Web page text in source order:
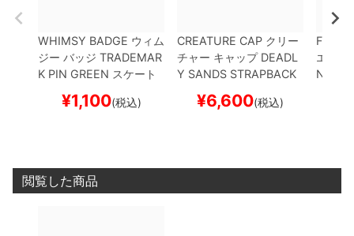
WHIMSY BADGE ウィム
ジー バッジ TRADEMAR
K PIN GREEN スケート
¥1,100(税込)
CREATURE CAP クリー
チャー キャップDEADL
Y SANDS STRAPBACK
スケボー
¥6,600(税込)
FESN
エヌ
閲覧した商品